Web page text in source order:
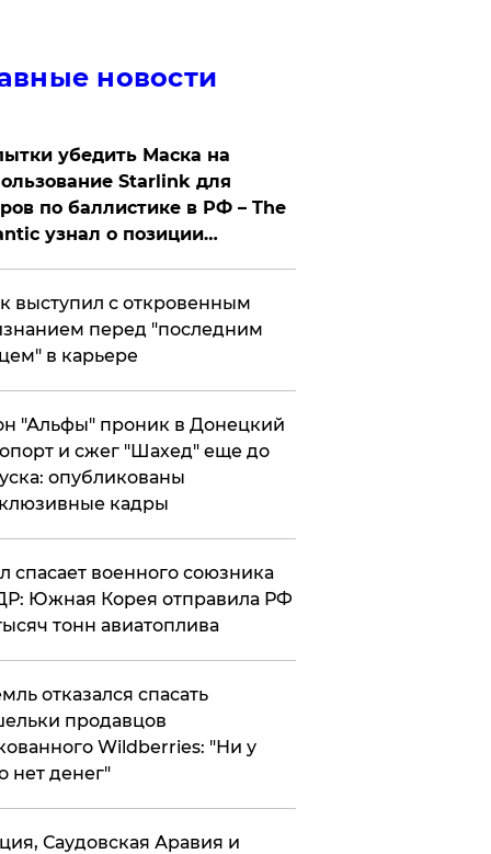
новости
убедить Маска на
Starlink для
по баллистике в РФ – The
узнал о позиции
выступил с откровенным
перед "последним
в карьере
"Альфы" проник в Донецкий
и сжег "Шахед" еще до
опубликованы
кадры
спасает военного союзника
Южная Корея отправила РФ
тонн авиатоплива
отказался спасать
продавцов
Wildberries: "Ни у
нет денег"
Саудовская Аравия и